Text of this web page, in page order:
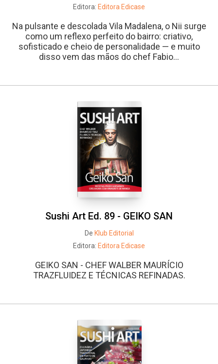
Editora: Editora Edicase
Na pulsante e descolada Vila Madalena, o Nii surge
como um reflexo perfeito do bairro: criativo,
sofisticado e cheio de personalidade — e muito
disso vem das mãos do chef Fabio...
Sushi Art Ed. 89 - GEIKO SAN
De Klub Editorial
Editora: Editora Edicase
GEIKO SAN - CHEF WALBER MAURÍCIO
TRAZFLUIDEZ E TÉCNICAS REFINADAS.